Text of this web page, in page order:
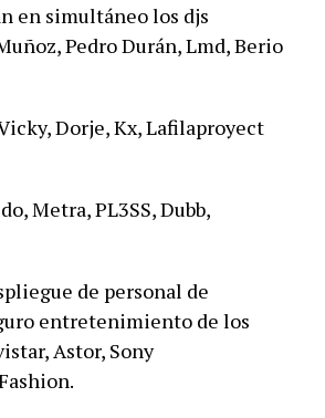
en simultáneo los djs
Pedro Durán, Lmd, Berio
Dorje, Kx, Lafilaproyect
Metra, PL3SS, Dubb,
de personal de
entretenimiento de los
Astor, Sony